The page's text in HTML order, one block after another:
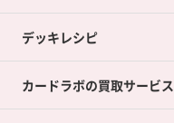
デッキレシピ
カードラボの買取サービス